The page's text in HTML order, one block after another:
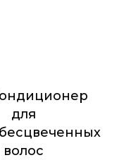
для
волос